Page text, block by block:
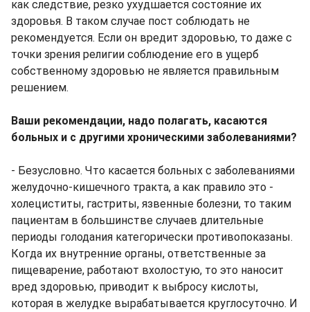
как следствие, резко ухудшается состояние их
здоровья. В таком случае пост соблюдать не
рекомендуется. Если он вредит здоровью, то даже с
точки зрения религии соблюдение его в ущерб
собственному здоровью не является правильным
решением.
Ваши рекомендации, надо полагать, касаются
больных и с другими хроническими заболеваниями?
- Безусловно. Что касается больных с заболеваниями
желудочно-кишечного тракта, а как правило это -
холециститы, гастриты, язвенные болезни, то таким
пациентам в большинстве случаев длительные
периоды голодания категорически противопоказаны.
Когда их внутренние органы, ответственные за
пищеварение, работают вхолостую, то это наносит
вред здоровью, приводит к выбросу кислоты,
которая в желудке вырабатывается круглосуточно. И